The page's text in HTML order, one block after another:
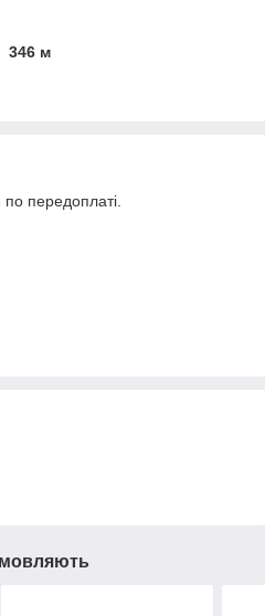
346 м
по передоплаті.